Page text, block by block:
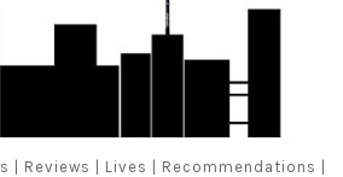
| Reviews | Lives | Recommendations |